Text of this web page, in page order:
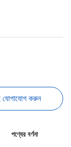
যোগাযোগ করুন
পণ্যের বর্ণনা